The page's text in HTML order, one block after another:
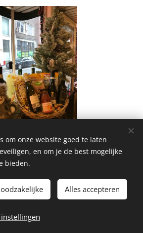
La Piccola Cantina
bydry.media
om onze website goed te laten
en om je de best mogelijke
bieden.
Alles accepteren